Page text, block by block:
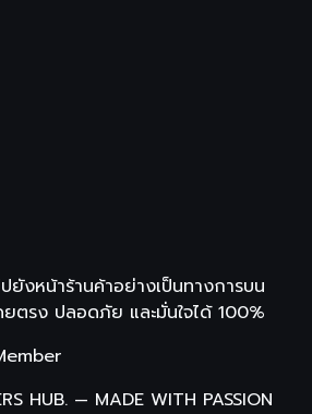
งหน้าร้านค้าอย่างเป็นทางการบน
ยตรง ปลอดภัย และมั่นใจได้ 100%
HUB. — MADE WITH PASSION